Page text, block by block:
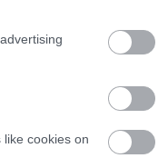
cookies on